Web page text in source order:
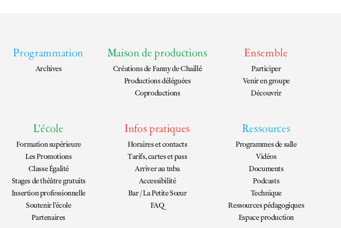
Programmation
Archives
Maison de productions
Créations deFanny de Chaillé
Productions déléguées
Coproductions
Ensemble
Participer
Venir en groupe
Découvrir
L'école
Formation supérieure
Les Promotions
Classe Égalité
Stages de théâtre gratuits
Insertion professionnelle
Soutenir l'école
Partenaires
Infos pratiques
Horaires et contacts
Tarifs, cartes et pass
Arriver au tnba
Accessibilité
Bar / La Petite Sœur
FAQ
Ressources
Programmes de salle
Vidéos
Documents
Podcasts
Technique
Ressources pédagogiques
Espace production